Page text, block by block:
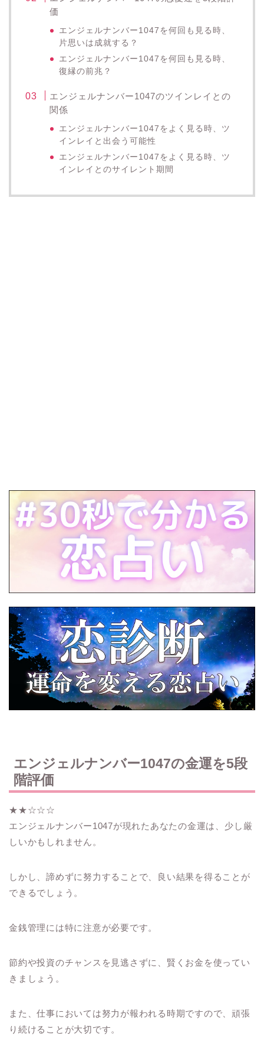
価
エンジェルナンバー1047を何回も見る時、
片思いは成就する？
エンジェルナンバー1047を何回も見る時、
復縁の前兆？
エンジェルナンバー1047のツインレイとの
関係
エンジェルナンバー1047をよく見る時、ツ
インレイと出会う可能性
エンジェルナンバー1047をよく見る時、ツ
インレイとのサイレント期間
エンジェルナンバー1047の金運を5段
階評価
★★☆☆☆
エンジェルナンバー1047が現れたあなたの金運は、少し厳
しいかもしれません。
しかし、諦めずに努力することで、良い結果を得ることが
できるでしょう。
金銭管理には特に注意が必要です。
節約や投資のチャンスを見逃さずに、賢くお金を使ってい
きましょう。
また、仕事においては努力が報われる時期ですので、頑張
り続けることが大切です。